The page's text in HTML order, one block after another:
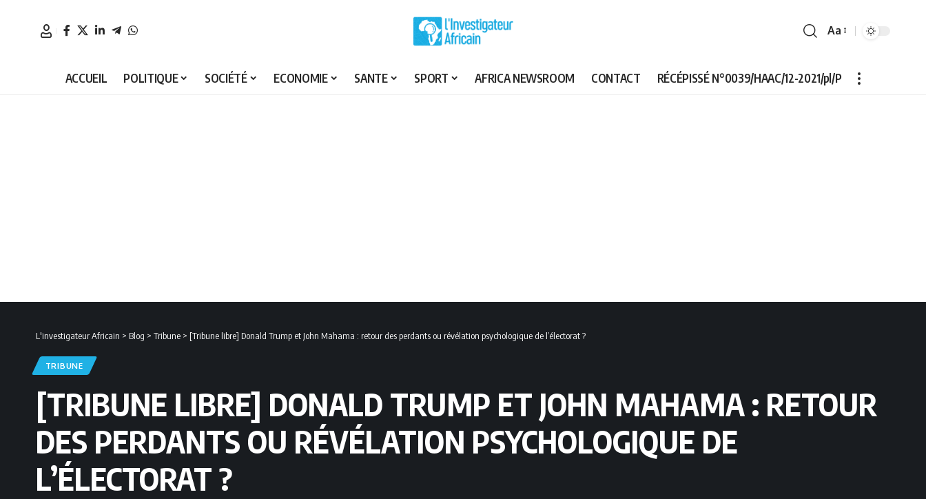
Font
Aa
ACCUEIL POLITIQUE SOCIÉTÉ ECONOMIE SANTE SPORT AFRICA NEWSROOM CONTACT RÉCÉPISSÉ N°0039/HAAC/12-2021/pl/P
L'investigateur Africain > Blog > Tribune > [Tribune libre] Donald Trump et John Mahama : retour des perdants ou révélation psychologique de l’électorat ?
TRIBUNE
[TRIBUNE LIBRE] DONALD TRUMP ET JOHN MAHAMA : RETOUR
DES PERDANTS OU RÉVÉLATION PSYCHOLOGIQUE DE
L’ÉLECTORAT ?